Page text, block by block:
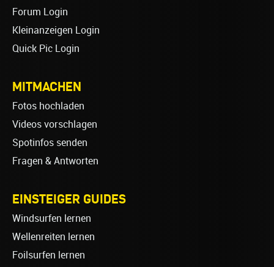
Forum Login
Kleinanzeigen Login
Quick Pic Login
MITMACHEN
Fotos hochladen
Videos vorschlagen
Spotinfos senden
Fragen & Antworten
EINSTEIGER GUIDES
Windsurfen lernen
Wellenreiten lernen
Foilsurfen lernen